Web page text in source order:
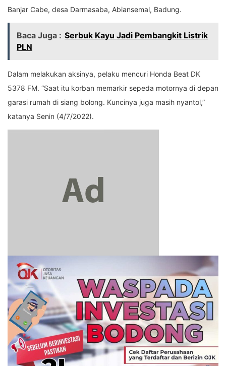
Banjar Cabe, desa Darmasaba, Abiansemal, Badung.
Baca Juga : Serbuk Kayu Jadi Pembangkit Listrik
PLN
Dalam melakukan aksinya, pelaku mencuri Honda Beat DK
5378 FM. “Saat itu korban memarkir sepeda motornya di depan
garasi rumah di siang bolong. Kuncinya juga masih nyantol,”
katanya Senin (4/7/2022).